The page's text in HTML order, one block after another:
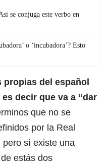
se conjuga este verbo en
o ‘incubadora’? Esto
propias del español
decir que va a “dar
que no se
por la Real
pero sí existe una
estás dos